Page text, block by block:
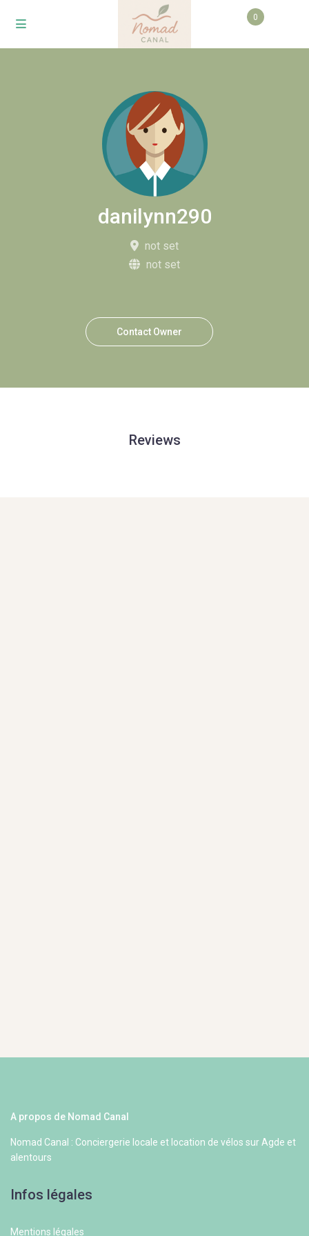
0
danilynn290
not set
not set
Contact Owner
Reviews
A propos de Nomad Canal
Nomad Canal : Conciergerie locale et location de vélos sur Agde et
alentours
Infos légales
Mentions légales